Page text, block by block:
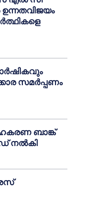
സമർപ്പണം
ബാങ്ക്
നൽകി